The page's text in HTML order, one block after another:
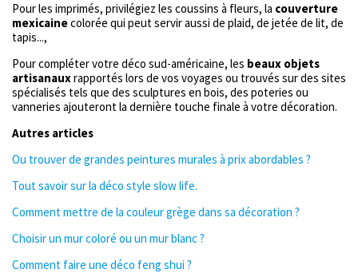
Pour les imprimés, privilégiez les coussins à fleurs, la couverture
mexicainecolorée qui peut servir aussi de plaid, de jetée de lit, de
tapis...,
Pour compléter votre déco sud-américaine, les beaux objets
artisanauxrapportés lors de vos voyages ou trouvés sur des sites
spécialisés tels que des sculptures en bois, des poteries ou
vanneries ajouteront la dernière touche finale à votre décoration.
Autres articles
Ou trouver de grandes peintures murales à prix abordables ?
Tout savoir sur la déco style slow life.
Comment mettre de la couleur grège dans sa décoration ?
Choisir un mur coloré ou un mur blanc ?
Comment faire une déco feng shui ?